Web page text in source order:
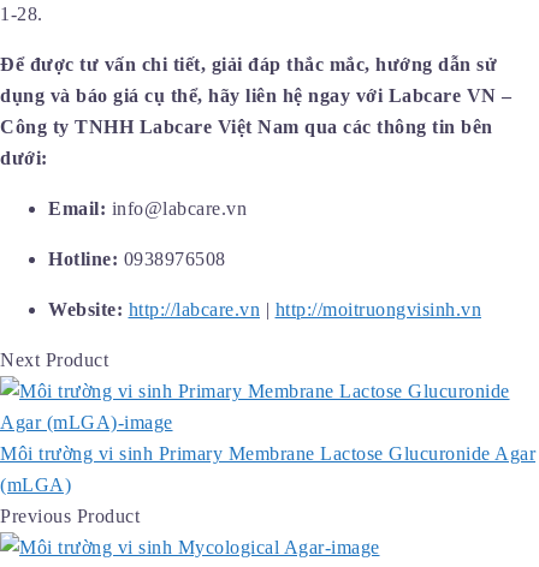
1-28.
Để được tư vấn chi tiết, giải đáp thắc mắc, hướng dẫn sử
dụng và báo giá cụ thể, hãy liên hệ ngay với Labcare VN –
Công ty TNHH Labcare Việt Nam qua các thông tin bên
dưới:
Email: info@labcare.vn
Hotline: 0938976508
Website: http://labcare.vn | http://moitruongvisinh.vn
Next Product
Môi trường vi sinh Primary Membrane Lactose Glucuronide Agar
(mLGA)
Previous Product